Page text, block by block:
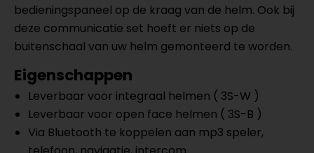
bedieningspaneel op de kraag van de helm. Ook bij
deze communicatie set hoeft er niets op de
buitenschaal van uw helm gemonteerd te worden.
Eigenschappen
Leverbaar voor integraal helmen ( 3S-W )
Leverbaar voor open face helmen ( 3S-B )
Via Bluetooth te koppelen aan mp3 speler,